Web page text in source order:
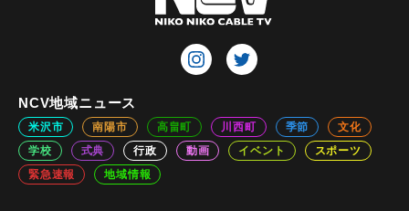
NCV地域ニュース
米沢市 南陽市 高畠町 川西町 季節
文化
学校
式典 行政 動画 イベント
スポーツ
緊急速報
地域情報